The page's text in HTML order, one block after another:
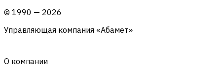
© 1990 — 2026
Управляющая компания «Абамет»
О компании